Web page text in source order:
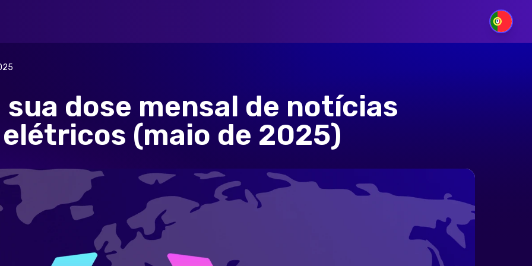
PT
dose mensal de notícias
(maio de 2025)